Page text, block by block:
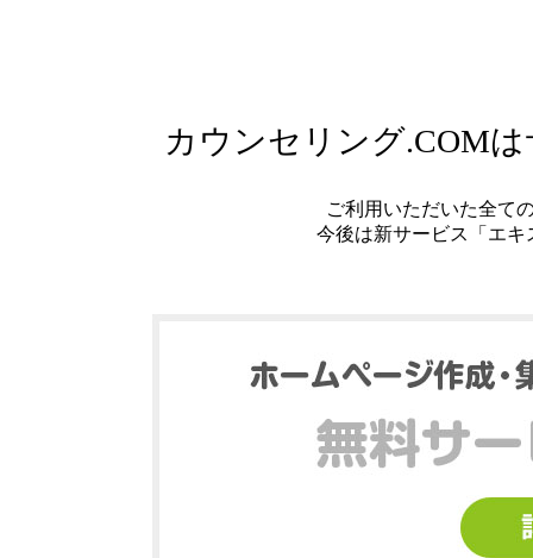
カウンセリング.COM
ご利用いただいた全て
今後は新サービス「エ